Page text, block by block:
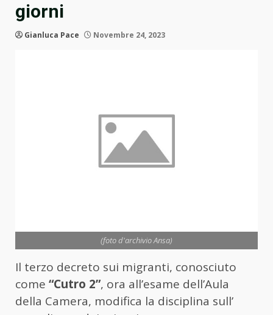
giorni
Gianluca Pace Novembre 24, 2023
(foto d'archivio Ansa)
Il terzo decreto sui migranti, conosciuto
come “Cutro 2”, ora all’esame dell’Aula
della Camera, modifica la disciplina sull’